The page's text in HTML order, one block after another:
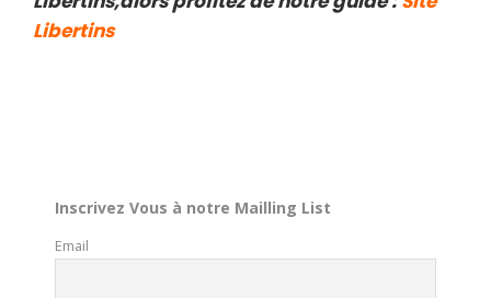
Libertins
Inscrivez Vous à notre Mailling List
Email